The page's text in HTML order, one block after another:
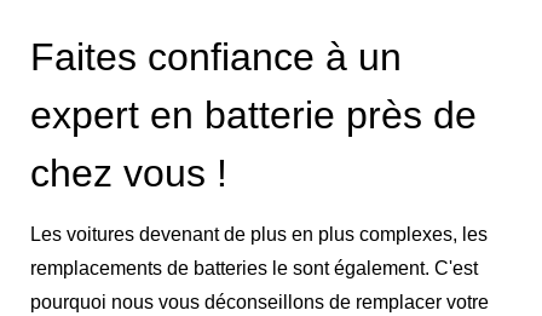
Faites confiance à un
expert en batterie près de
chez vous !
Les voitures devenant de plus en plus complexes, les
remplacements de batteries le sont également. C'est
pourquoi nous vous déconseillons de remplacer votre